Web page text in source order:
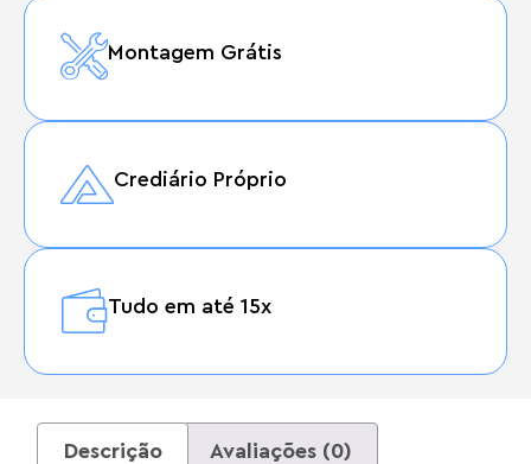
Montagem Grátis
Crediário Próprio
Tudo em até 15x
Descrição Avaliações (0)